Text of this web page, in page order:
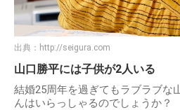
出典： http://seigura.com
山口勝平には子供が2人いる
結婚25周年を過ぎてもラブラブな
んはいらっしゃるのでしょうか？